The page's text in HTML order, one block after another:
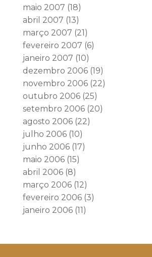
maio 2007 (18)
abril 2007 (13)
março 2007 (21)
fevereiro 2007 (6)
janeiro 2007 (10)
dezembro 2006(19)
novembro 2006(22)
outubro 2006(25)
setembro 2006(20)
agosto 2006(22)
julho 2006(10)
junho 2006(17)
maio 2006(15)
abril 2006(8)
março 2006(12)
fevereiro 2006(3)
janeiro 2006(11)